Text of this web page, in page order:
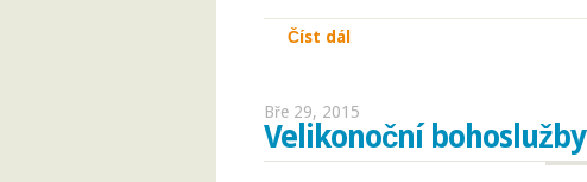
Číst dál
Bře 29, 2015
Velikonoční bohoslužby